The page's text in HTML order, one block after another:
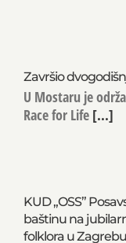
Završio
U Mostaru je
Race for Life [...]
KUD „OSS”
baštinu na
folklora u Zagrebu